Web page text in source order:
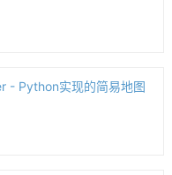
- Python实现的简易地图